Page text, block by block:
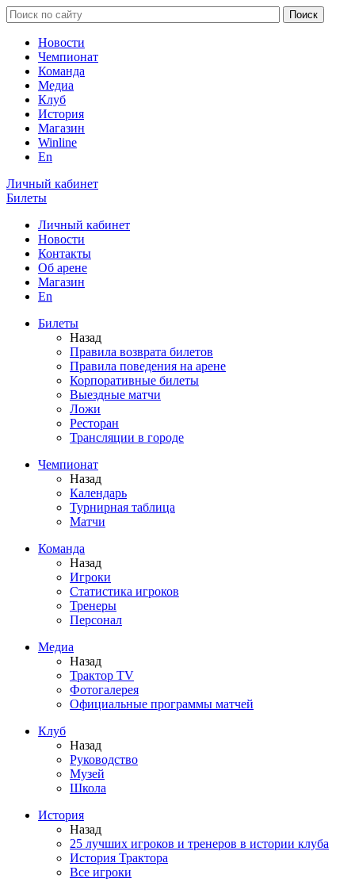
Новости
Чемпионат
Команда
Медиа
Клуб
История
Магазин
Winline
En
Личный кабинет
Билеты
Личный кабинет
Новости
Контакты
Об арене
Магазин
En
Билеты
Назад
Правила возврата билетов
Правила поведения на арене
Корпоративные билеты
Выездные матчи
Ложи
Ресторан
Трансляции в городе
Чемпионат
Назад
Календарь
Турнирная таблица
Матчи
Команда
Назад
Игроки
Статистика игроков
Тренеры
Персонал
Медиа
Назад
Трактор TV
Фотогалерея
Официальные программы матчей
Клуб
Назад
Руководство
Музей
Школа
История
Назад
25 лучших игроков и тренеров в истории клуба
История Трактора
Все игроки